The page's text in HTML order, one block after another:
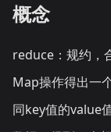
概念
reduce：规约，
Map操作得出一
同key值的value